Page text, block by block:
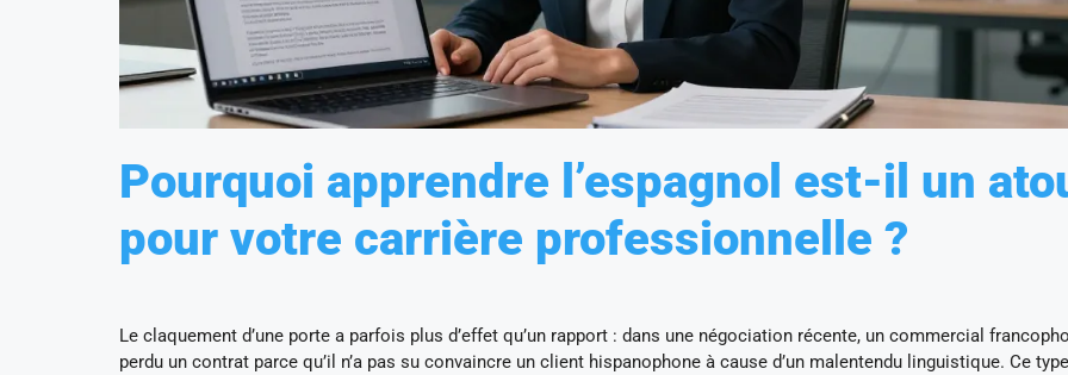
Pourquoi apprendre l’espagnol est-il un
pour votre carrière professionnelle ?
Le claquement d’une porte a parfois plus d’effet qu’un rapport : dans une négociation récente, un commercial
perdu un contrat parce qu’il n’a pas su convaincre un client hispanophone à cause d’un malentendu linguistique. Ce type